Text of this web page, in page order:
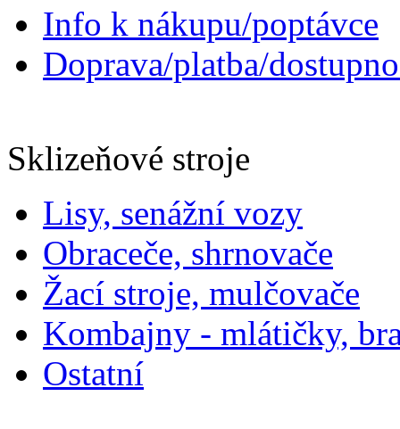
Info k nákupu/poptávce
Doprava/platba/
Sklizeňové stroje
Lisy, senážní vozy
Obraceče, shrnovače
Žací stroje, mulčovače
Kombajny - mlátičky,
Ostatní